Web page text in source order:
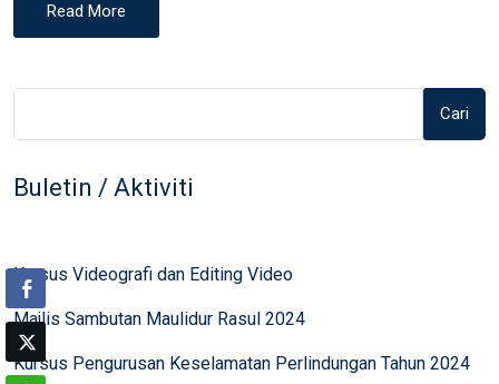
Read More
Cari
Buletin / Aktiviti
Kursus Videografi dan Editing Video
Majlis Sambutan Maulidur Rasul 2024
Kursus Pengurusan Keselamatan Perlindungan Tahun 2024